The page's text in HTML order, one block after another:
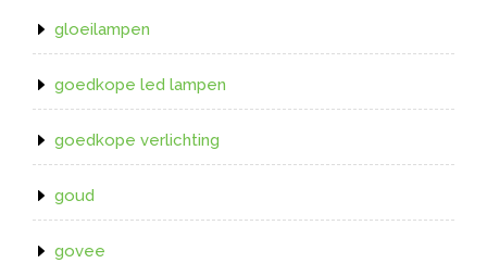
gloeilampen
goedkope led lampen
goedkope verlichting
goud
govee